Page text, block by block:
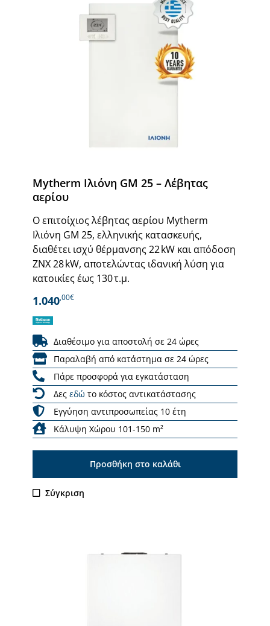
Mytherm Ιλιόνη GM 25 – Λέβητας
αερίου
Ο επιτοίχιος λέβητας αερίου Mytherm
Ιλιόνη GM 25, ελληνικής κατασκευής,
διαθέτει ισχύ θέρμανσης 22 kW και απόδοση
ΖΝΧ 28 kW, αποτελώντας ιδανική λύση για
κατοικίες έως 130 τ.μ.
1.040,00€
Διαθέσιμο για αποστολή σε 24 ώρες
Παραλαβή από κατάστημα σε 24 ώρες
Πάρε προσφορά για εγκατάσταση
Δες εδώ το κόστος αντικατάστασης
Εγγύηση αντιπροσωπείας 10 έτη
Κάλυψη Χώρου 101-150 m²
Προσθήκη στο καλάθι
Σύγκριση